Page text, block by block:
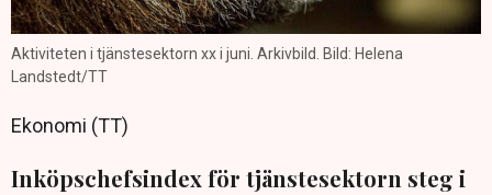
Aktiviteten i tjänstesektorn xx i juni. Arkivbild. Bild: Helena
Landstedt/TT
Ekonomi (TT)
Inköpschefsindex för tjänstesektorn steg i